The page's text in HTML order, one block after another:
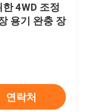
니다
4WD 조정
용기 완충 장
연락처